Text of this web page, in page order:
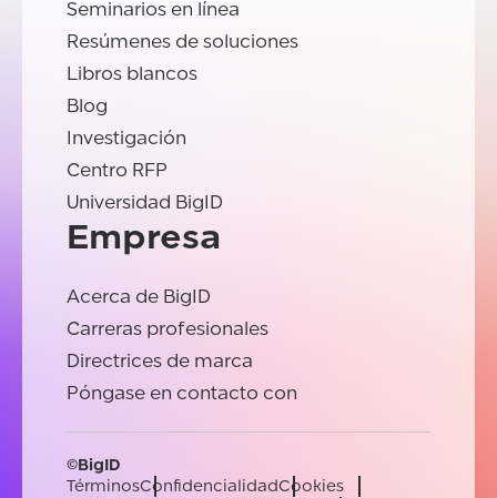
Seminarios en línea
Resúmenes de soluciones
Libros blancos
Blog
Investigación
Centro RFP
Universidad BigID
Empresa
Acerca de BigID
Carreras profesionales
Directrices de marca
Póngase en contacto con
©BigID
TérminosConfidencialidadCookies